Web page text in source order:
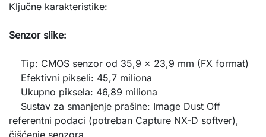
Ključne karakteristike:
Senzor slike:
Tip: CMOS senzor od 35,9 x 23,9 mm (FX format)
Efektivni pikseli: 45,7 miliona
Ukupno piksela: 46,89 miliona
Sustav za smanjenje prašine: Image Dust Off
referentni podaci (potreban Capture NX-D softver),
čišćenje senzora